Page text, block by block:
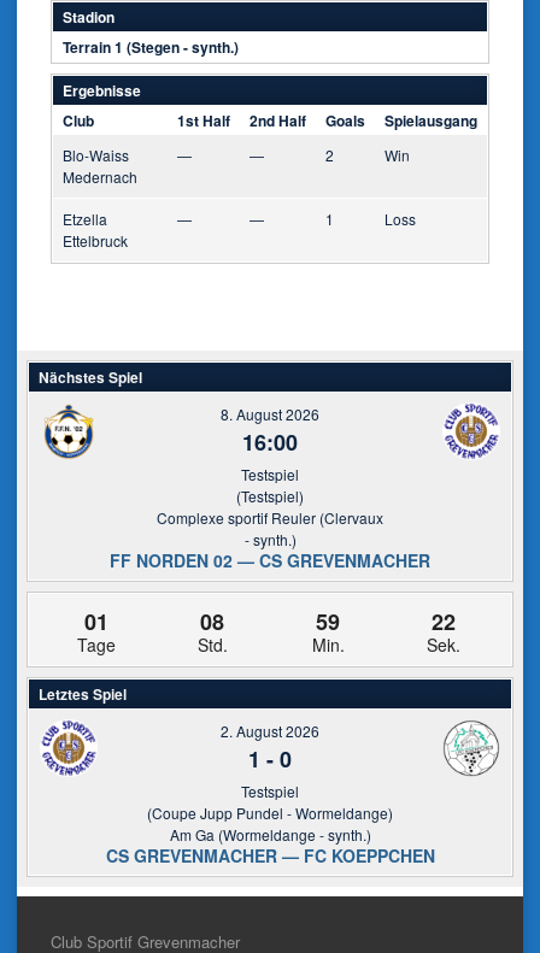
Stadion
Terrain 1 (Stegen - synth.)
Ergebnisse
Club
1st Half 2nd Half Goals Spielausgang
Blo-Waiss
Medernach
— — 2 Win
Etzella
Ettelbruck
— — 1 Loss
Nächstes Spiel
8. August 2026
16:00
Testspiel
(Testspiel)
Complexe sportif Reuler (Clervaux
- synth.)
FF NORDEN 02 — CS GREVENMACHER
01
Tage
08
Std.
59
Min.
21
Sek.
Letztes Spiel
2. August 2026
1 -0
Testspiel
(Coupe Jupp Pundel - Wormeldange)
Am Ga (Wormeldange - synth.)
CS GREVENMACHER — FC KOEPPCHEN
Club Sportif Grevenmacher